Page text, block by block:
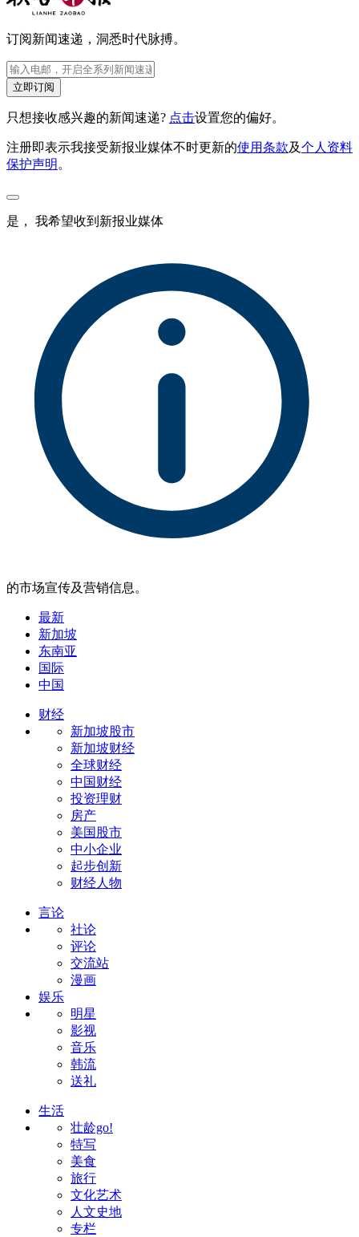
订阅新闻速递，洞悉时代脉搏。
立即订阅
只想接收感兴趣的新闻速递? 点击设置您的偏好。
注册即表示我接受新报业媒体不时更新的使用条款及个人资料
保护声明 。
是， 我希望收到新报业媒体
的市场宣传及营销信息。
最新
新加坡
东南亚
国际
中国
财经
新加坡股市
新加坡财经
全球财经
中国财经
投资理财
房产
美国股市
中小企业
起步创新
财经人物
言论
社论
评论
交流站
漫画
娱乐
明星
影视
音乐
韩流
送礼
生活
壮龄go!
特写
美食
旅行
文化艺术
人文史地
专栏